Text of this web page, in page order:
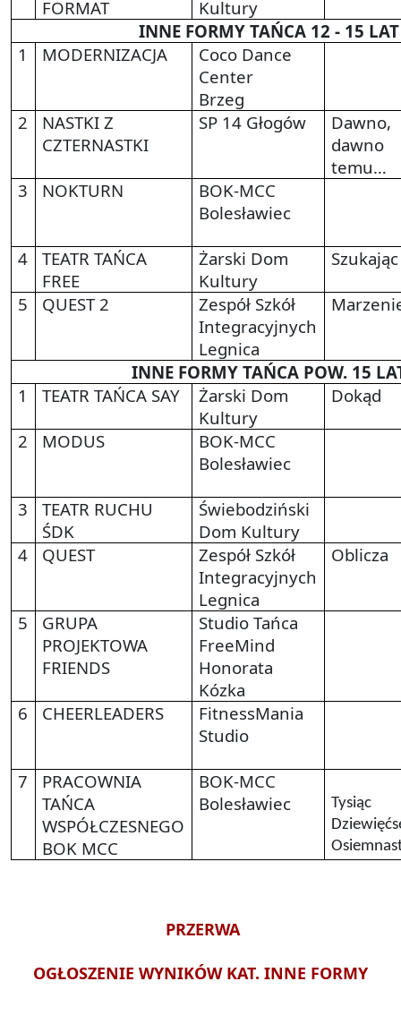
FORMAT
Kultury
INNE FORMY TAŃCA 12 - 15 LAT
1
MODERNIZACJA
Coco Dance
Center
Brzeg
2
NASTKI Z
CZTERNASTKI
SP 14 Głogów
Dawno,
dawno
temu…
3
NOKTURN
BOK-MCC
Bolesławiec
4
TEATR TAŃCA
FREE
Żarski Dom
Kultury
Szukając
5 QUEST 2
Zespół Szkół
Integracyjnych
Legnica
INNE FORMY TAŃCA POW. 15
1
TEATR TAŃCA SAY
Żarski Dom
Kultury
Dokąd
2 MODUS
BOK-MCC
Bolesławiec
3
TEATR RUCHU
ŚDK
Świebodziński
Dom Kultury
4
QUEST
Zespół Szkół
Integracyjnych
Legnica
Oblicza
5
GRUPA
PROJEKTOWA
FRIENDS
Studio Tańca
FreeMind
Honorata
Kózka
6
CHEERLEADERS
FitnessMania
Studio
7
PRACOWNIA
TAŃCA
WSPÓŁCZESNEGO
BOK MCC
BOK-MCC
Bolesławiec
Tysiąc
PRZERWA
OGŁOSZENIE WYNIKÓW KAT. INNE FORMY